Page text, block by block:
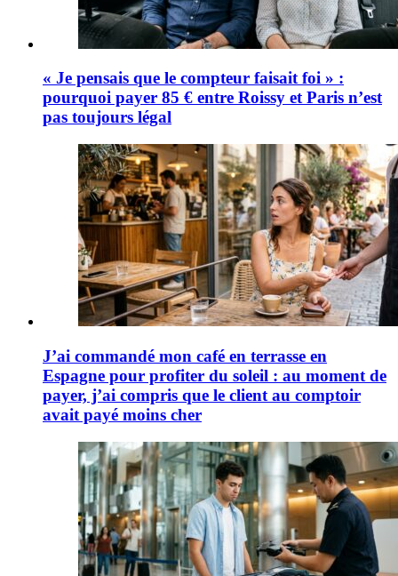
« Je pensais que le compteur faisait foi » :
pourquoi payer 85 € entre Roissy et Paris n’est
pas toujours légal
J’ai commandé mon café en terrasse en
Espagne pour profiter du soleil : au moment de
payer, j’ai compris que le client au comptoir
avait payé moins cher